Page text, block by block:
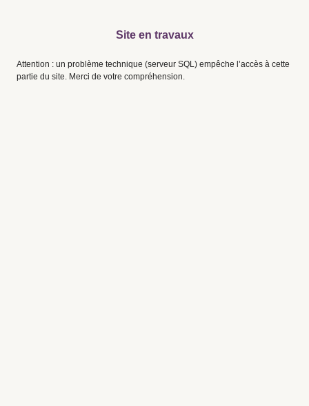
Site en travaux
Attention : un problème technique (serveur SQL) empêche l’accès à cette
partie du site. Merci de votre compréhension.